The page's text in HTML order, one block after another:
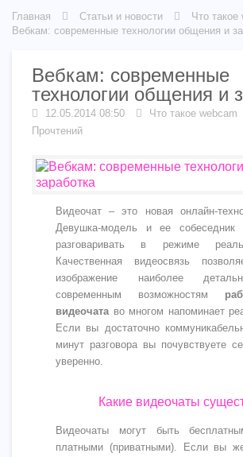
Главная Статьи и новости
Что такое
Вебкам: современные технологии общения и
Вебкам: современные
технологии общения и
12.05.2014 08:50 Что такое webcam
Прочтений
Видеочат – это новая онлайн-
Девушка-модель и ее собеседник
разговаривать в режиме
Качественная видеосвязь
изображение наиболее
современным возможностям
видеочатаво многом напоминает
Если вы достаточно
минут разговора вы почувствуете
уверенно.
Какие видеочаты
Видеочаты могут быть
платными (приватными). Если вы